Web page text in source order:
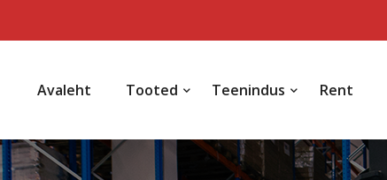
Avaleht Tooted Teenindus Rent